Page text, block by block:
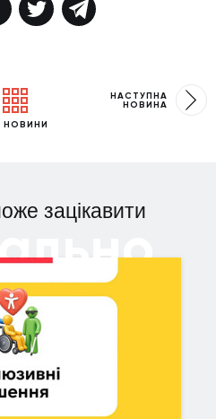
НОВИНИ
НАСТУПНА
НОВИНА
зацікавити